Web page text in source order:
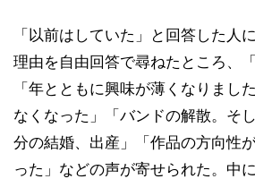
「以前はしていた」と回答した人
理由を自由回答で尋ねたところ、
「年とともに興味が薄くなりまし
なくなった」「バンドの解散。そ
分の結婚、出産」「作品の方向性
った」などの声が寄せられた。中